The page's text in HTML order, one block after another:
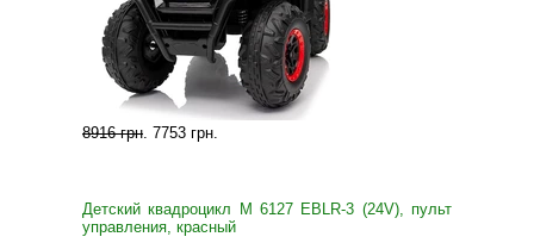
8916 грн. 7753 грн.
Детский квадроцикл M 6127 EBLR-3 (24V), пульт
управления, красный